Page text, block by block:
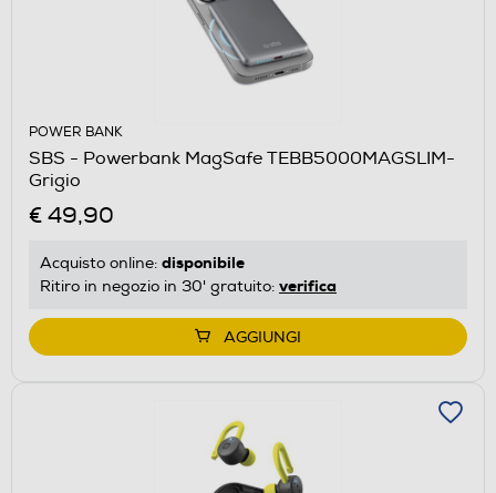
POWER BANK
SBS - Powerbank MagSafe TEBB5000MAGSLIM-
Grigio
€ 49,90
Acquisto online: disponibile
Ritiro in negozio in 30' gratuito: verifica
AGGIUNGI